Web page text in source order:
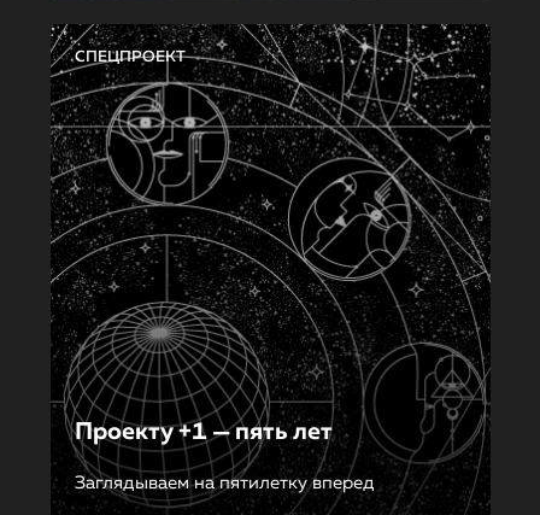
СПЕЦПРОЕКТ
Проекту +1 — пять лет
Заглядываем на пятилетку вперед